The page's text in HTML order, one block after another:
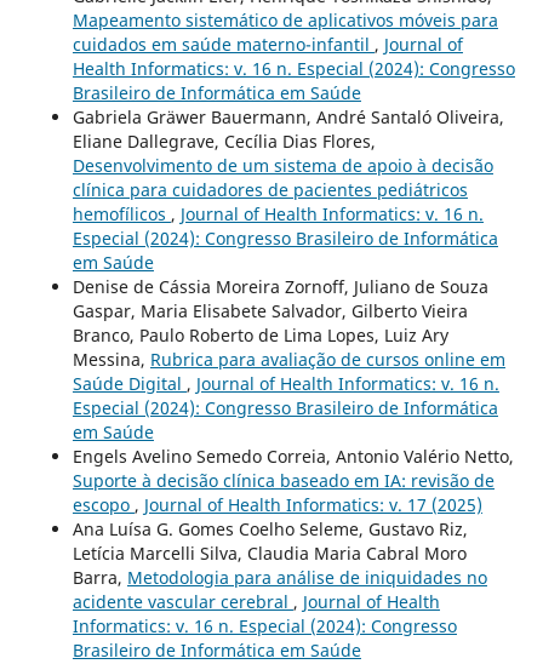
Mapeamento sistemático de aplicativos móveis para
cuidados em saúde materno-infantil , Journal of
Health Informatics: v. 16 n. Especial (2024): Congresso
Brasileiro de Informática em Saúde
Gabriela Gräwer Bauermann, André Santaló Oliveira,
Eliane Dallegrave, Cecília Dias Flores,
Desenvolvimento de um sistema de apoio à decisão
clínica para cuidadores de pacientes pediátricos
hemofílicos , Journal of Health Informatics: v. 16 n.
Especial (2024): Congresso Brasileiro de Informática
em Saúde
Denise de Cássia Moreira Zornoff, Juliano de Souza
Gaspar, Maria Elisabete Salvador, Gilberto Vieira
Branco, Paulo Roberto de Lima Lopes, Luiz Ary
Messina, Rubrica para avaliação de cursos online em
Saúde Digital , Journal of Health Informatics: v. 16 n.
Especial (2024): Congresso Brasileiro de Informática
em Saúde
Engels Avelino Semedo Correia, Antonio Valério Netto,
Suporte à decisão clínica baseado em IA: revisão de
escopo , Journal of Health Informatics: v. 17 (2025)
Ana Luísa G. Gomes Coelho Seleme, Gustavo Riz,
Letícia Marcelli Silva, Claudia Maria Cabral Moro
Barra, Metodologia para análise de iniquidades no
acidente vascular cerebral , Journal of Health
Informatics: v. 16 n. Especial (2024): Congresso
Brasileiro de Informática em Saúde